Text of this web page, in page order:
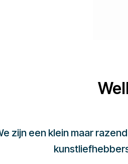
zijn een klein maar